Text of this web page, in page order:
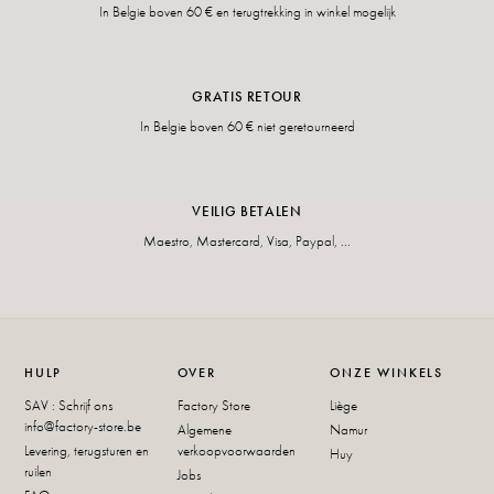
In Belgie boven 60 € en terugtrekking in winkel mogelijk
GRATIS RETOUR
In Belgie boven 60 € niet geretourneerd
VEILIG BETALEN
Maestro, Mastercard, Visa, Paypal, ...
HULP
SAV : Schrijf ons
info@factory-store.be
Levering, terugsturen en
ruilen
OVER
Factory Store
Algemene
verkoopvoorwaarden
Jobs
ONZE WINKELS
Liège
Namur
Huy